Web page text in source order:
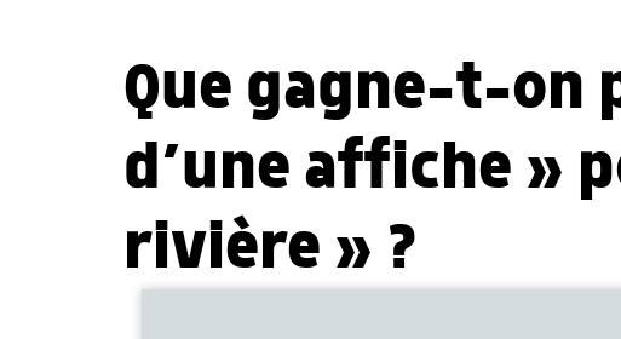
Que gagne-t-on
d’une affiche »
rivière » ?